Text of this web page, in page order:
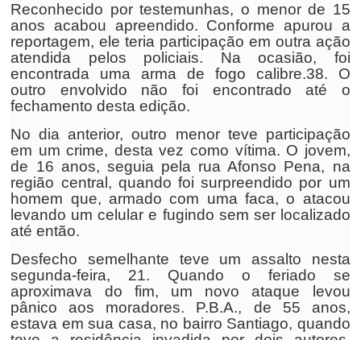
Reconhecido por testemunhas, o menor de 15
anos acabou apreendido. Conforme apurou a
reportagem, ele teria participação em outra ação
atendida pelos policiais. Na ocasião, foi
encontrada uma arma de fogo calibre.38. O
outro envolvido não foi encontrado até o
fechamento desta edição.
No dia anterior, outro menor teve participação
em um crime, desta vez como vítima. O jovem,
de 16 anos, seguia pela rua Afonso Pena, na
região central, quando foi surpreendido por um
homem que, armado com uma faca, o atacou
levando um celular e fugindo sem ser localizado
até então.
Desfecho semelhante teve um assalto nesta
segunda-feira, 21. Quando o feriado se
aproximava do fim, um novo ataque levou
pânico aos moradores. P.B.A., de 55 anos,
estava em sua casa, no bairro Santiago, quando